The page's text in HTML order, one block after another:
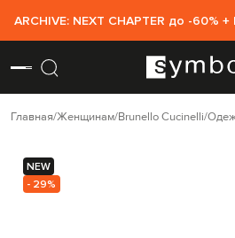
ARCHIVE: NEXT CHAPTER до -60% +
Главная Женщинам Brunello Cucinelli
NEW
- 29%